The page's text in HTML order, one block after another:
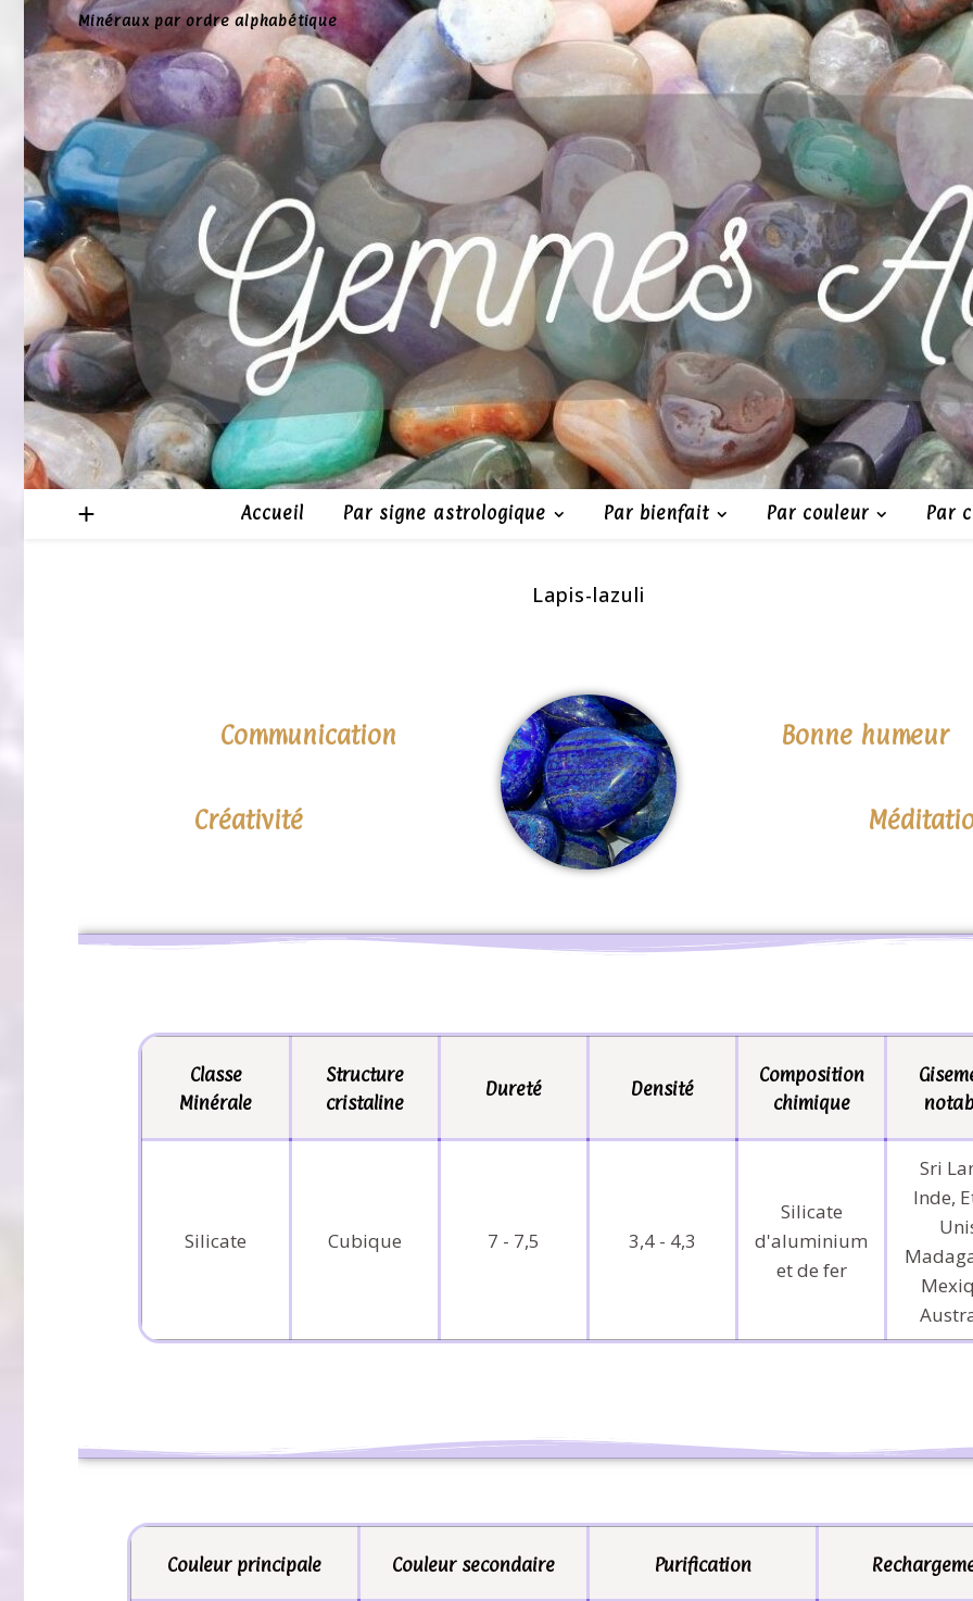
Minéraux par ordre alphabétique
Accueil Par signe astrologique Par bienfait Par couleur Par
Lapis-lazuli
Communication
Créativité
Bonne humeur
Classe
Minérale
Structure
cristaline
Dureté Densité
Composition
chimique
Silicate Cubique 7 - 7,5 3,4 - 4,3
Silicate
d'aluminium
et de fer
Sri
Inde,
Couleur principale Couleur secondaire Purification